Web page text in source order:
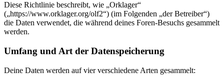
Diese Richtlinie beschreibt, wie „Orklager“
(„https://www.orklager.org/olf2“) (im Folgenden „der Betreiber“)
die Daten verwendet, die während deines Foren-Besuchs gesammelt
werden.
Umfang und Art der Datenspeicherung
Deine Daten werden auf vier verschiedene Arten gesammelt: